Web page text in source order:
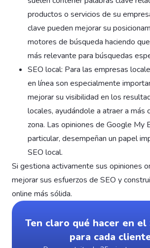
productos o servicios de su
clave pueden mejorar su
motores de búsqueda haciendo
más relevante para búsquedas
SEO local: Para las empresas
en línea son especialmente
mejorar su visibilidad en los
locales, ayudándole a atraer a más
zona. Las opiniones de Google My
particular, desempeñan un papel
SEO local.
Si gestiona activamente sus opiniones
mejorar sus esfuerzos de SEO y
online más sólida.
Ten claro qué hacer en el
para cada